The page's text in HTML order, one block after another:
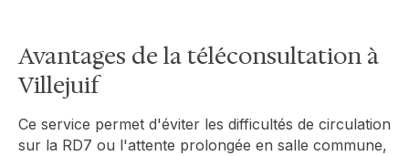
Avantages de la téléconsultation à
Villejuif
Ce service permet d'éviter les difficultés de circulation
sur la RD7 ou l'attente prolongée en salle commune,